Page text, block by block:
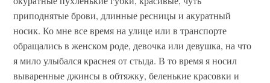
приподнятые брови, длинные ресницы и акуратный
носик. Ко мне все время на улице или в транспорте
обращались в женском роде, девочка или девушка, на что
я мило улыбался краснея от стыда. В то время я носил
вываренные джинсы в обтяжку, беленькие красовки и